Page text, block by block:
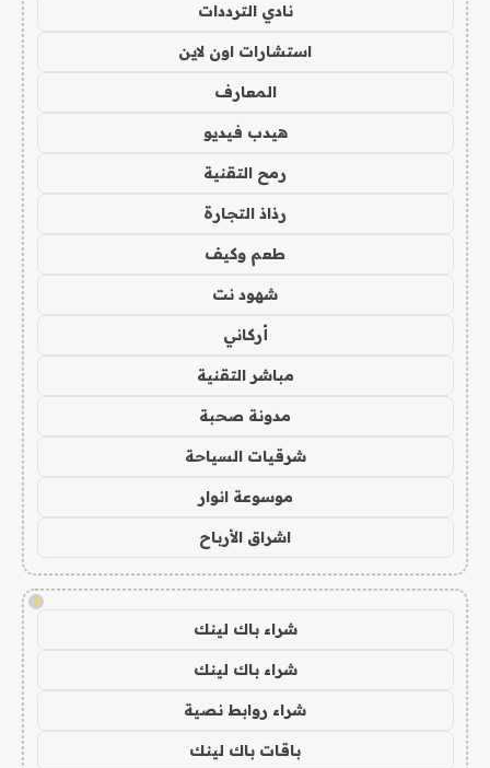
نادي الترددات
استشارات اون لاين
المعارف
هيدب فيديو
رمح التقنية
رذاذ التجارة
طعم وكيف
شهود نت
أركاني
مباشر التقنية
مدونة صحبة
شرقيات السياحة
موسوعة انوار
اشراق الأرباح
!
شراء باك لينك
شراء باك لينك
شراء روابط نصية
باقات باك لينك